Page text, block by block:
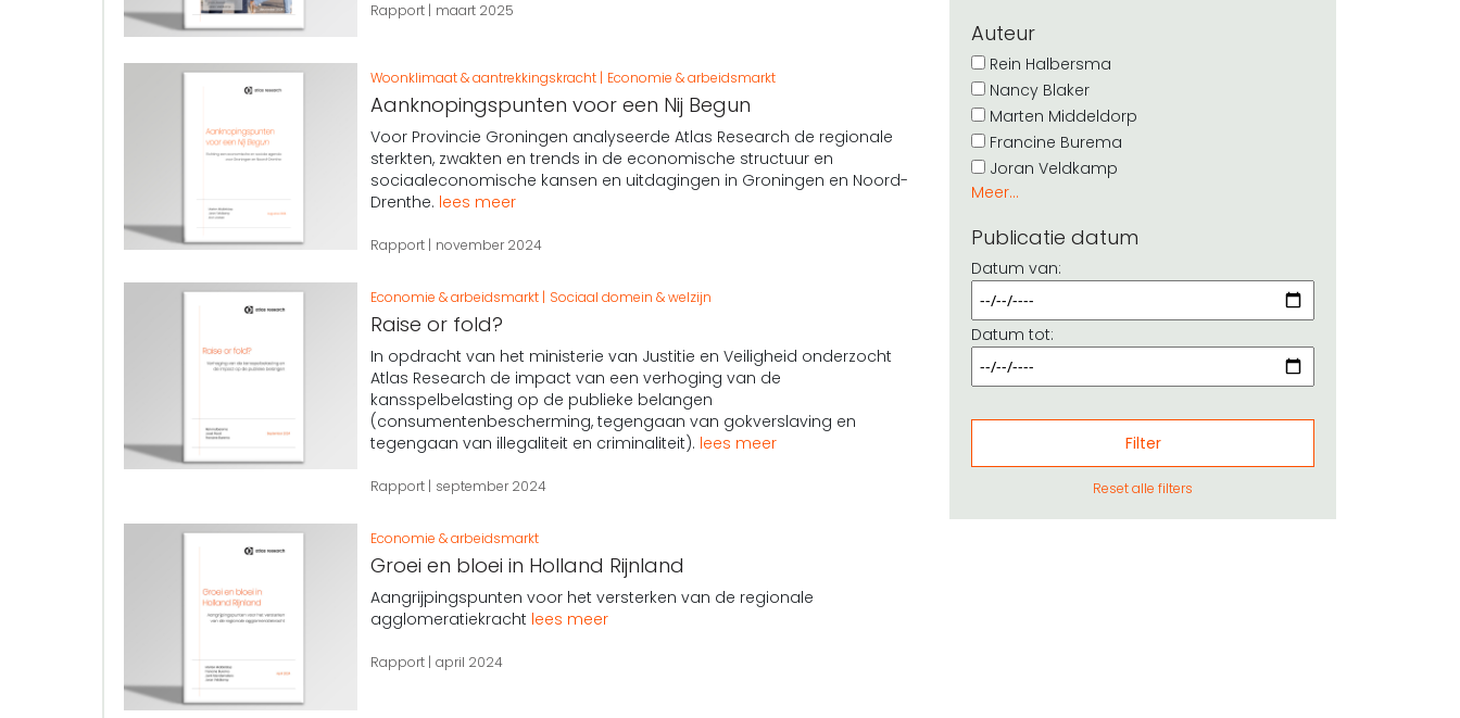
Rapport maart 2025
Woonklimaat & aantrekkingskracht Economie & arbeidsmarkt
Aanknopingspunten voor een Nij Begun
Voor Provincie Groningen analyseerde Atlas Research de regionale
sterkten, zwakten en trends in de economische structuur en
sociaaleconomische kansen en uitdagingen in Groningen en Noord-
Drenthe. lees meer
Rapport november 2024
Economie & arbeidsmarkt Sociaal domein & welzijn
Raise or fold?
In opdracht van het ministerie van Justitie en Veiligheid onderzocht
Atlas Research de impact van een verhoging van de
kansspelbelasting op de publieke belangen
(consumentenbescherming, tegengaan van gokverslaving en
tegengaan van illegaliteit en criminaliteit). lees meer
Rapport september 2024
Economie & arbeidsmarkt
Groei en bloei in Holland Rijnland
Aangrijpingspunten voor het versterken van de regionale
agglomeratiekracht lees meer
Rapport april 2024
Auteur
Rein Halbersma
Nancy Blaker
Marten Middeldorp
Francine Burema
Joran Veldkamp
Meer...
Publicatie datum
Datum van:
Datum tot:
Reset alle filters